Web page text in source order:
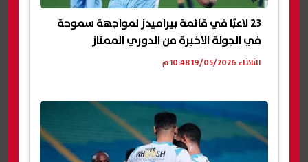
23 لاعبًا في قائمة بيراميدز لمواجهة سموحة
في الجولة الأخيرة من الدوري الممتاز
الثلاثاء 19/05/2026 10:48 م